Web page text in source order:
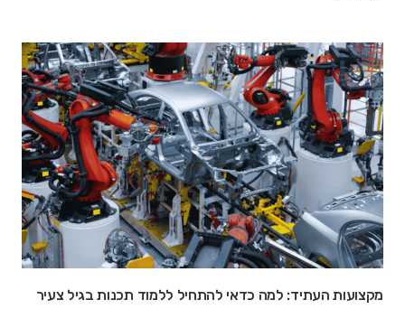
מקצועות העתיד: למה כדאי להתחיל ללמוד תכנות בגיל צעיר